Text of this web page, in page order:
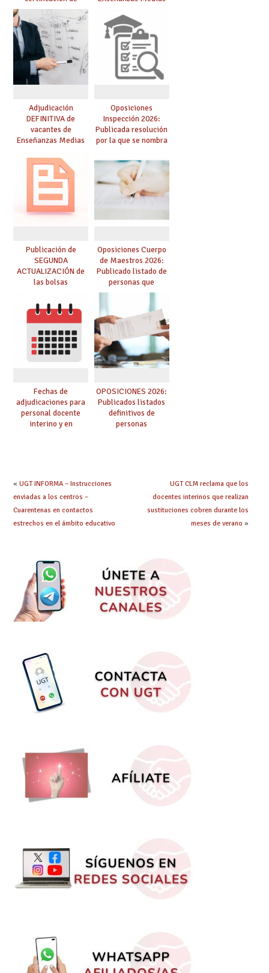
competencia
lingüística: publicada
resolución definitiva
Adjudicación
DEFINITIVA de
vacantes de
Enseñanzas Medias
Oposiciones
Inspección 2026:
Publicada resolución
por la que se nombra
prácticas, se regulan
dichas prácticas y se
convoca acto público
de adjudicación
Publicación de
SEGUNDA
ACTUALIZACIÓN de
las bolsas
Cuerpo de Maestros
de especialidades
convocadas a
oposición
Oposiciones Cuerpo
de Maestros 2026:
Publicado listado de
personas que
adquieren nueva
especialidad
Fechas de
adjudicaciones para
personal docente
interino y en
OPOSICIONES 2026:
Publicados listados
definitivos de
personas
« UGT INFORMA – Instrucciones
enviadas a los centros –
Cuarentenas en contactos
estrechos en el ámbito educativo
UGT CLM reclama que los
docentes interinos que realizan
sustituciones cobren durante los
meses de verano »